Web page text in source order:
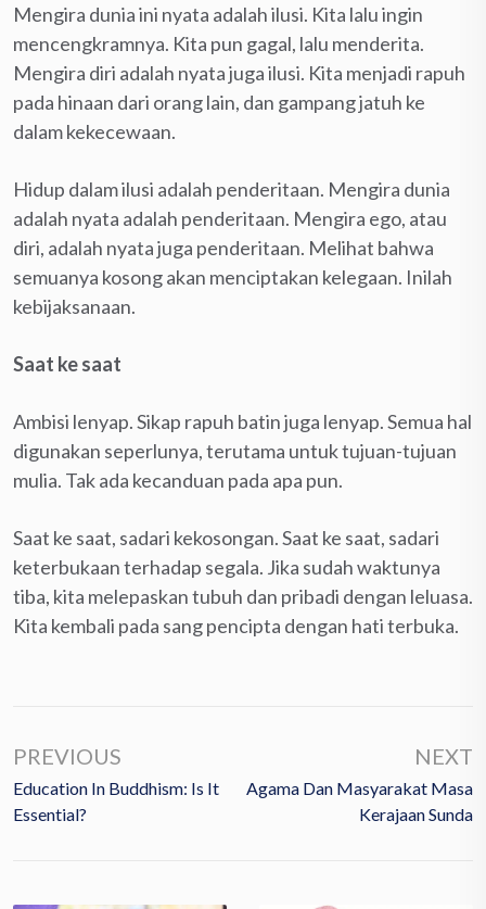
Mengira dunia ini nyata adalah ilusi. Kita lalu ingin
mencengkramnya. Kita pun gagal, lalu menderita.
Mengira diri adalah nyata juga ilusi. Kita menjadi rapuh
pada hinaan dari orang lain, dan gampang jatuh ke
dalam kekecewaan.
Hidup dalam ilusi adalah penderitaan. Mengira dunia
adalah nyata adalah penderitaan. Mengira ego, atau
diri, adalah nyata juga penderitaan. Melihat bahwa
semuanya kosong akan menciptakan kelegaan. Inilah
kebijaksanaan.
Saat ke saat
Ambisi lenyap. Sikap rapuh batin juga lenyap. Semua hal
digunakan seperlunya, terutama untuk tujuan-tujuan
mulia. Tak ada kecanduan pada apa pun.
Saat ke saat, sadari kekosongan. Saat ke saat, sadari
keterbukaan terhadap segala. Jika sudah waktunya
tiba, kita melepaskan tubuh dan pribadi dengan leluasa.
Kita kembali pada sang pencipta dengan hati terbuka.
PREVIOUS
Education In Buddhism: Is It
Essential?
NEXT
Agama Dan Masyarakat Masa
Kerajaan Sunda